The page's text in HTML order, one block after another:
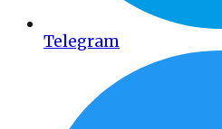
Telegram